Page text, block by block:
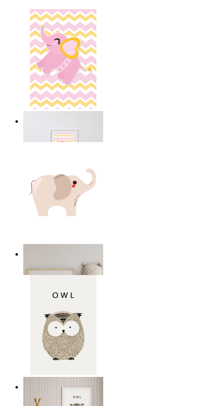
149 kr
Från 149 kr
Från 149 kr